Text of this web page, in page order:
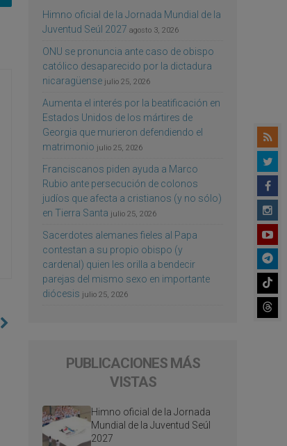
Himno oficial de la Jornada Mundial de la
Juventud Seúl 2027 agosto 3, 2026
ONU se pronuncia ante caso de obispo
católico desaparecido por la dictadura
nicaragüense julio 25, 2026
Aumenta el interés por la beatificación en
Estados Unidos de los mártires de
Georgia que murieron defendiendo el
matrimonio julio 25, 2026
Franciscanos piden ayuda a Marco
Rubio ante persecución de colonos
judíos que afecta a cristianos (y no sólo)
en Tierra Santa julio 25, 2026
Sacerdotes alemanes fieles al Papa
contestan a su propio obispo (y
cardenal) quien les orilla a bendecir
parejas del mismo sexo en importante
diócesis julio 25, 2026
PUBLICACIONES MÁS
VISTAS
Himno oficial de la Jornada
Mundial de la Juventud Seúl
2027